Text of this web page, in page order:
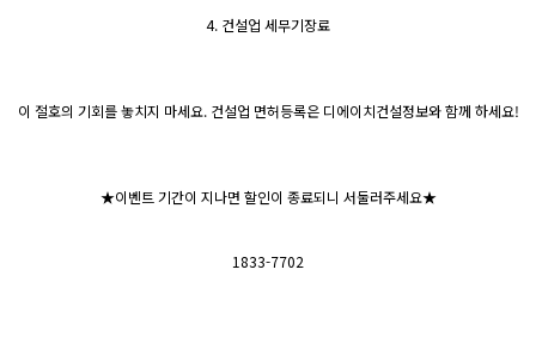
4. 건설업 세무기장료
이 절호의 기회를 놓치지 마세요. 건설업 면허등록은 디에이치건설정보와 함께 하세요!
★이벤트 기간이 지나면 할인이 종료되니 서둘러주세요★
1833-7702